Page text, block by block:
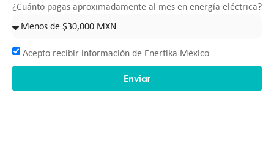
¿Cuánto pagas aproximadamente al mes en energía eléctrica?
Acepto recibir información de Enertika México.
Enviar